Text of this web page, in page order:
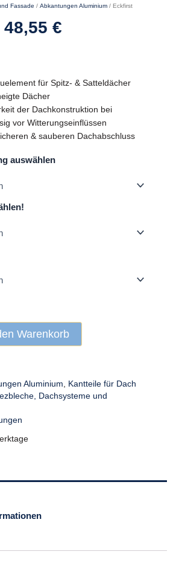
Fassade / Abkantungen Aluminium / Eckfirst
48,55 €
für Spitz- & Satteldächer
Dächer
der Dachkonstruktion bei
vor Witterungseinflüssen
& sauberen Dachabschluss
auswählen
Warenkorb
Aluminium, Kantteile für Dach
Dachsysteme und